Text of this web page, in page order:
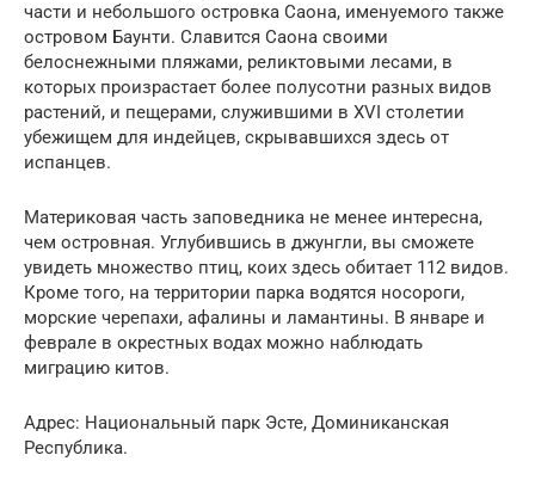
части и небольшого островка Саона, именуемого также
островом Баунти. Славится Саона своими
белоснежными пляжами, реликтовыми лесами, в
которых произрастает более полусотни разных видов
растений, и пещерами, служившими в XVI столетии
убежищем для индейцев, скрывавшихся здесь от
испанцев.
Материковая часть заповедника не менее интересна,
чем островная. Углубившись в джунгли, вы сможете
увидеть множество птиц, коих здесь обитает 112 видов.
Кроме того, на территории парка водятся носороги,
морские черепахи, афалины и ламантины. В январе и
феврале в окрестных водах можно наблюдать
миграцию китов.
Адрес: Национальный парк Эсте, Доминиканская
Республика.